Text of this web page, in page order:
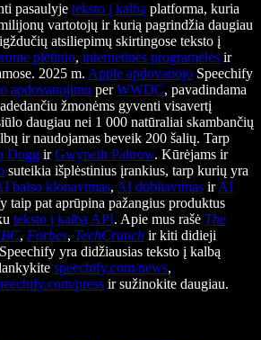
pasaulyje teksto į kalbą platforma, kuria
vartotojų ir kurią pagrindžia daugiau
atsiliepimų skirtingose teksto į
plėtinio, internetinės programėlės ir
2025 m. Apple apdovanojo Speechify
apdovanojimu perWWDC, pavadindama
žmonėms gyventi visavertį
daugiau nei 1 000 natūraliai skambančių
ir naudojamas beveik 200 šalių. Tarp
Dogg irGwyneth Paltrow. Kūrėjams ir
suteikia išplėstinius įrankius, tarp kurių yra
balso klonavimas, AI dubliavimas irAI
taip pat aprūpina pažangius produktus
teksto į kalbą API. Apie mus rašė The
, Forbes, TechCrunch ir kiti didieji
yra didžiausias teksto į kalbą
speechify.com/news,
press ir sužinokite daugiau.